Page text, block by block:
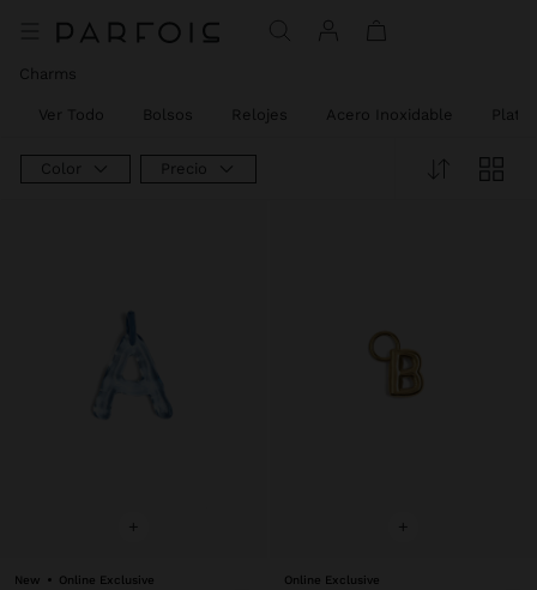
Charms
Ver Todo Bolsos Relojes Acero Inoxidable Plata
Color Precio
+
New Online Exclusive
+
Online Exclusive